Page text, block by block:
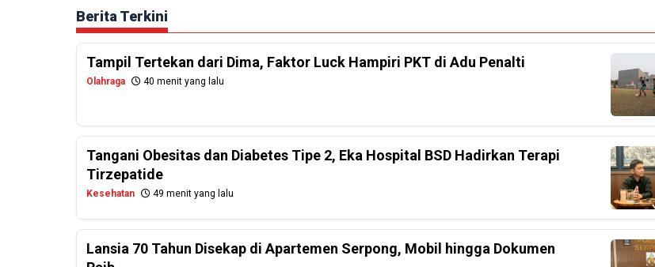
Berita Terkini
Tampil Tertekan dari Dima, Faktor Luck Hampiri PKT di Adu Penalti
Olahraga 40 menit yang lalu
Tangani Obesitas dan Diabetes Tipe 2, Eka Hospital BSD Hadirkan Terapi
Tirzepatide
Kesehatan 49 menit yang lalu
Lansia 70 Tahun Disekap di Apartemen Serpong, Mobil hingga Dokumen